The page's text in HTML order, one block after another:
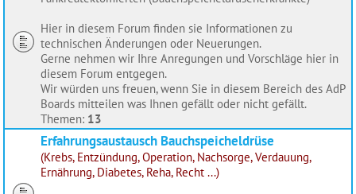
Hier in diesem Forum finden sie Informationen zu
technischen Änderungen oder Neuerungen.
Gerne nehmen wir Ihre Anregungen und Vorschläge hier in
diesem Forum entgegen.
Wir würden uns freuen, wenn Sie in diesem Bereich des AdP
Boards mitteilen was Ihnen gefällt oder nicht gefällt.
Themen: 13
Erfahrungsaustausch Bauchspeicheldrüse
(Krebs, Entzündung, Operation, Nachsorge, Verdauung,
Ernährung, Diabetes, Reha, Recht ...)